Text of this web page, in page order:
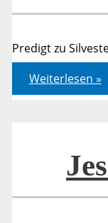
Predigt zu
Jesaja
30,8-
17
Weiterlesen »